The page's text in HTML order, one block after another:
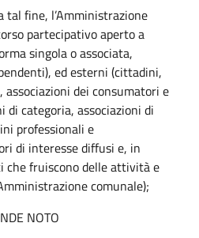
tal fine, l’Amministrazione
partecipativo aperto a
singola o associata,
ed esterni (cittadini,
associazioni dei consumatori e
di categoria, associazioni di
professionali e
di interesse diffusi e, in
fruiscono delle attività e
comunale);
NOTO